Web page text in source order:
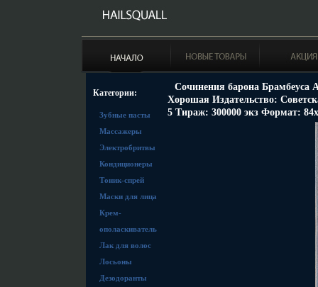
Категории:
Зубные пасты
Массажеры
Электробритвы
Кондиционеры
Тоник-спрей
Маски для лица
Крем-
ополаскиватель
Лак для волос
Лосьоны
Дезодоранты
Сочинения барона Брамбеуса
Хорошая Издательство:
5 Тираж: 300000 экз Формат: